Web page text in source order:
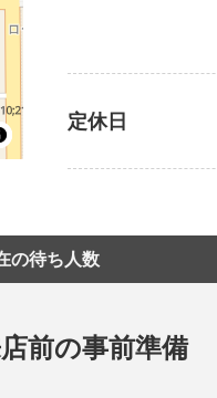
定休日
の待ち人数
前の事前準備